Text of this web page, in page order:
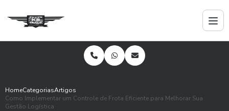
HomeCategoriasArtigos
Como Implementar um Controle de Frota Eficiente para Melhorar Sua
Gestão Logística